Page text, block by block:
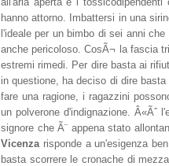
hanno attorno. Imbattersi in una
l'ideale per un bimbo di sei anni
anche pericoloso. CosÃ¬ la fascia
estremi rimedi. Per dire basta ai
in questione, ha deciso di dire
fare una ragione, i ragazzini
un polverone d'indignazione. Â«Ãˆ
signore che Ã¨ appena stato
Vicenza risponde a un'esigenza
basta scorrere le cronache di